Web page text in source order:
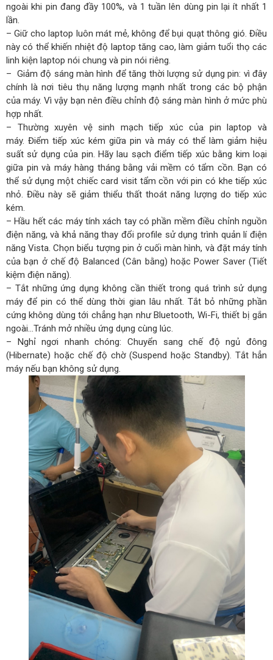
ngoài khi pin đang đầy 100%, và 1 tuần lên dùng pin lại ít nhất 1
lần.
– Giữ cho laptop luôn mát mẻ, không để bụi quạt thông gió. Điều
này có thể khiến nhiệt độ laptop tăng cao, làm giảm tuổi thọ các
linh kiện laptop nói chung và pin nói riêng.
– Giảm độ sáng màn hình để tăng thời lượng sử dụng pin: vì đây
chính là nơi tiêu thụ năng lượng mạnh nhất trong các bộ phận
của máy. Vì vậy bạn nên điều chỉnh độ sáng màn hình ở mức phù
hợp nhất.
– Thường xuyên vệ sinh mạch tiếp xúc của pin laptop và
máy. Điểm tiếp xúc kém giữa pin và máy có thể làm giảm hiệu
suất sử dụng của pin. Hãy lau sạch điểm tiếp xúc bằng kim loại
giữa pin và máy hàng tháng bằng vải mềm có tẩm cồn. Bạn có
thể sử dụng một chiếc card visit tẩm cồn với pin có khe tiếp xúc
nhỏ. Điều này sẽ giảm thiểu thất thoát năng lượng do tiếp xúc
kém.
– Hầu hết các máy tính xách tay có phần mềm điều chỉnh nguồn
điện năng, và khả năng thay đổi profile sử dụng trình quản lí điện
năng Vista. Chọn biểu tượng pin ở cuối màn hình, và đặt máy tính
của bạn ở chế độ Balanced (Cân bằng) hoặc Power Saver (Tiết
kiệm điện năng).
– Tắt những ứng dụng không cần thiết trong quá trình sử dụng
máy để pin có thể dùng thời gian lâu nhất. Tắt bỏ những phần
cứng không dùng tới chẳng hạn như Bluetooth, Wi-Fi, thiết bị gắn
ngoài…Tránh mở nhiều ứng dụng cùng lúc.
– Nghỉ ngơi nhanh chóng: Chuyển sang chế độ ngủ đông
(Hibernate) hoặc chế độ chờ (Suspend hoặc Standby). Tắt hẳn
máy nếu bạn không sử dụng.